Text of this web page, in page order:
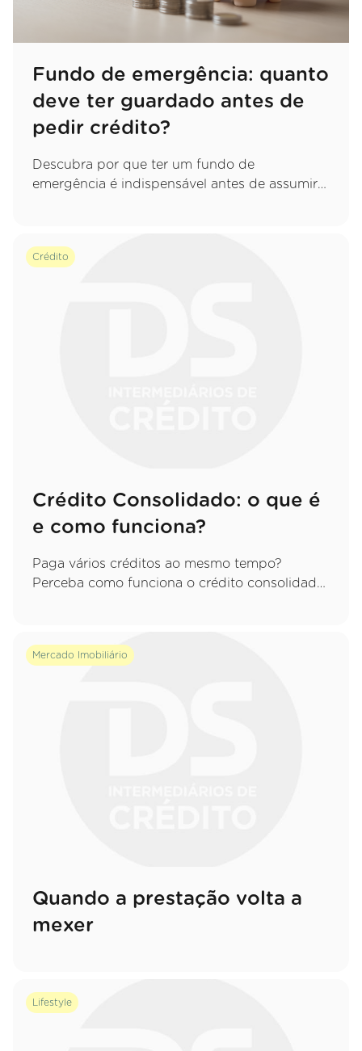
Fundo de emergência: quanto
deve ter guardado antes de
pedir crédito?
Descubra por que ter um fundo de
emergência é indispensável antes de assumir
Crédito
Crédito Consolidado: o que é
e como funciona?
Paga vários créditos ao mesmo tempo?
Perceba como funciona o crédito consolidado,
Mercado Imobiliário
Quando a prestação volta a
mexer
Lifestyle